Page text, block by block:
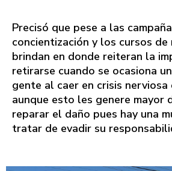
Precisó que pese a las
concientización y los cursos de
brindan en donde reiteran la
retirarse cuando se ocasiona
gente al caer en crisis
aunque esto les genere mayor
reparar el daño pues hay una
tratar de evadir su